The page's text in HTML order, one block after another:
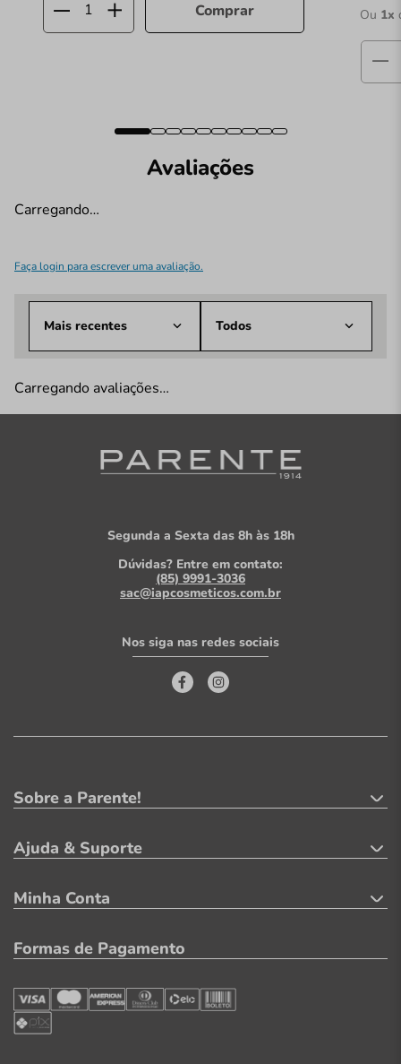
Comprar Ou 1x
Avaliações
Carregando…
Faça login para escrever uma avaliação.
Mais recentes Todos
Carregando avaliações…
Segunda a Sexta das 8h às 18h
Dúvidas? Entre em contato:
(85) 9991-3036
sac@iapcosmeticos.com.br
Nos siga nas redes sociais
Sobre a Parente!
Ajuda & Suporte
Minha Conta
Formas de Pagamento